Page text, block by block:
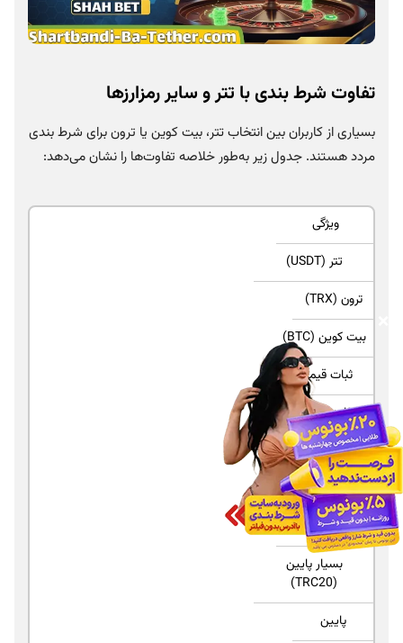
تفاوت شرط بندی با تتر و سایر رمزارزها
بسیاری از کاربران بین انتخاب تتر، بیت کوین یا ترون برای شرط بندی
مردد هستند. جدول زیر به‌طور خلاصه تفاوت‌ها را نشان می‌دهد:
ویژگی
تتر (USDT)
ترون (TRX)
بیت کوین (BTC)
ثبات قیمت
✅ ثابت (معادل دلار)
❌ نوسانی
❌ بسیار نوسانی
کارمزد
بسیار پایین
(TRC20)
پایین